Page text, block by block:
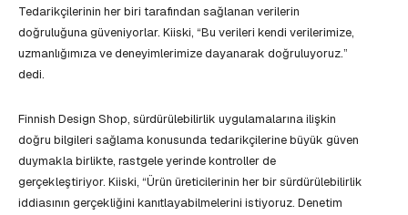
Tedarikçilerinin her biri tarafından sağlanan verilerin
doğruluğuna güveniyorlar. Kiiski, “Bu verileri kendi verilerimize,
uzmanlığımıza ve deneyimlerimize dayanarak doğruluyoruz.”
dedi.
Finnish Design Shop, sürdürülebilirlik uygulamalarına ilişkin
doğru bilgileri sağlama konusunda tedarikçilerine büyük güven
duymakla birlikte, rastgele yerinde kontroller de
gerçekleştiriyor. Kiiski, “Ürün üreticilerinin her bir sürdürülebilirlik
iddiasının gerçekliğini kanıtlayabilmelerini istiyoruz. Denetim